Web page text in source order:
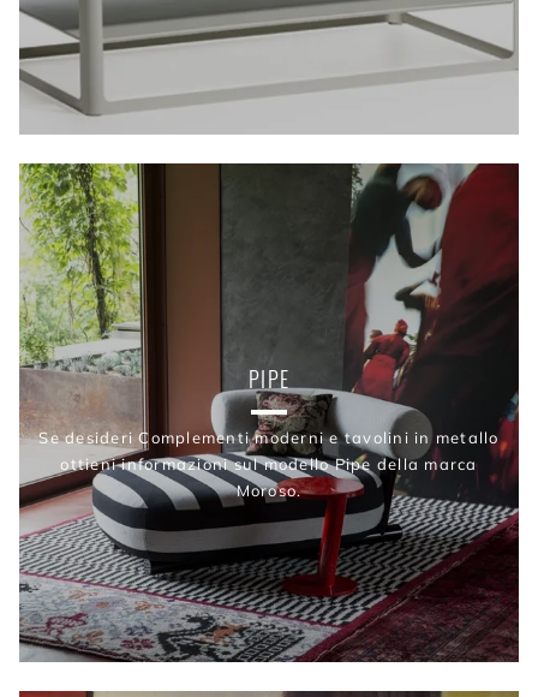
PIPE
Se desideri Complementi moderni e tavolini in metallo
ottieni informazioni sul modello Pipe della marca
Moroso.